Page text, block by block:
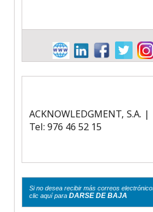
ACKNOWLEDGMENT, S.A. |
Tel: 976 46 52 15
Si no desea recibir más correos
clic aquí para DARSE DE BAJA